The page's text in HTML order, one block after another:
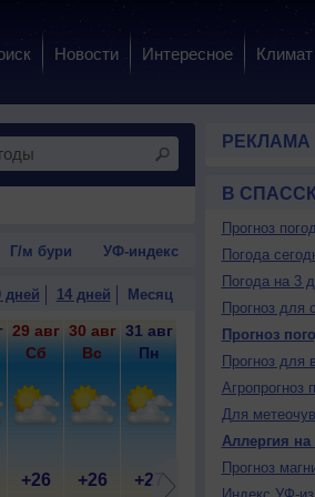
Новости Интересное Климат
Г/м бури УФ-индекс
дней 14 дней Месяц
29 авг
Сб
+26
30 авг
Вс
+26
31 авг
Пн
+27
1 сен
2 сен
+27
3
РЕКЛАМА
В
Прогноз
Погода
Погода на 3
Прогноз для
Прогноз
Прогноз для
Агропрогноз
Для
Аллергия на
Прогноз